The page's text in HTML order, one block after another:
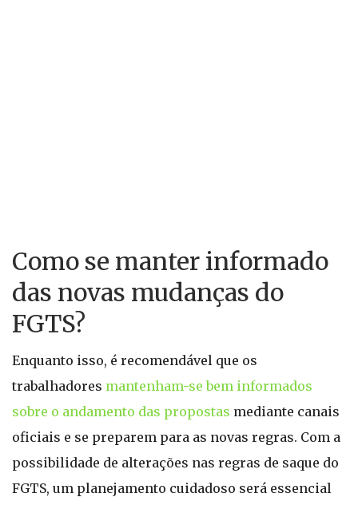
Como se manter informado
das novas mudanças do
FGTS?
Enquanto isso, é recomendável que os
trabalhadores mantenham-se bem informados
sobre o andamento das propostas mediante canais
oficiais e se preparem para as novas regras. Com a
possibilidade de alterações nas regras de saque do
FGTS, um planejamento cuidadoso será essencial